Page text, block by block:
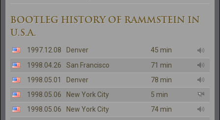
BOOTLEG HISTORY OF RAMMSTEIN IN
U.S.A.
1997.12.08 Denver
45 min
1998.04.26
San Francisco
71 min
1998.05.01
Denver
78 min
1998.05.06
New York City
5 min
1998.05.06
New York City 74 min